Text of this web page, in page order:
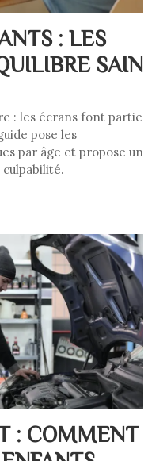
: LES
SAIN
: les écrans font partie
pose les
par âge et propose un
culpabilité.
: COMMENT